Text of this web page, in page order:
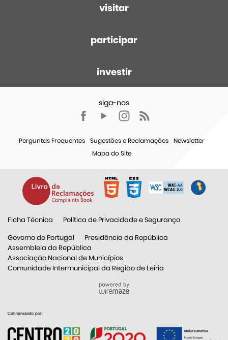
visitar
participar
investir
Perguntas Frequentes Sugestões e Reclamações
Newsletter
Mapa do Site
Ficha Técnica
Política de Privacidade e Segurança
Governo de Portugal
Presidência da República
Assembleia da República
Associação Nacional de Municípios
Comunidade Intermunicipal da Região de Leiria